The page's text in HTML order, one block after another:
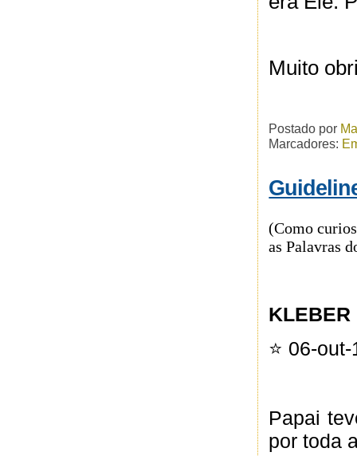
Muito
Postado por
Marcadores:
(Como
as Palavras
KLEBER
⭐️ 06-out-
Papai
por toda